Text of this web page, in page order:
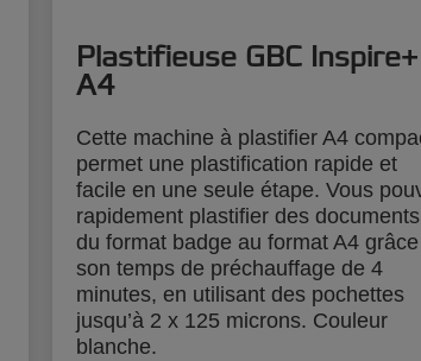
Plastifieuse GBC Inspire+
A4
Cette machine à plastifier A4
permet une plastification rapide et
facile en une seule étape. Vous
rapidement plastifier des documents
du format badge au format A4
son temps de préchauffage de 4
minutes, en utilisant des pochettes
jusqu’à 2 x 125 microns. Couleur
blanche.